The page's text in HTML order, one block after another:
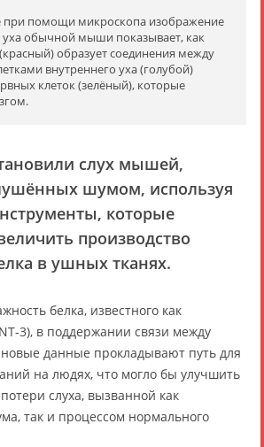
при помощи микроскопа изображение
уха обычной мыши показывает, как
образует соединения между
внутреннего уха (голубой)
клеток (зелёный), которые
слух мышей,
шумом, используя
которые
производство
в ушных тканях.
белка, известного как
3), в поддержании связи между
данные прокладывают путь для
на людях, что могло бы улучшить
слуха, вызванной как
так и процессом нормального